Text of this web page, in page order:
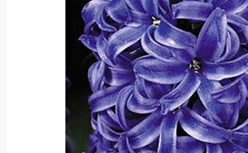
розмір
14/15
кількість